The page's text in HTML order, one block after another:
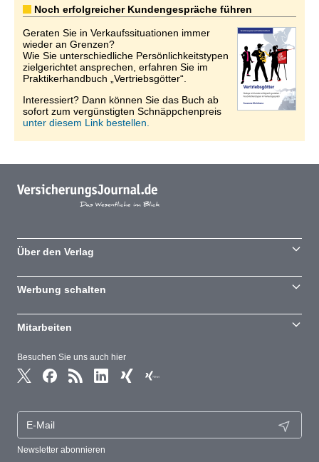
Noch erfolgreicher Kundengespräche führen
Geraten Sie in Verkaufssituationen immer
wieder an Grenzen?
Wie Sie unterschiedliche Persönlichkeitstypen
zielgerichtet ansprechen, erfahren Sie im
Praktikerhandbuch „Vertriebsgötter“.
Interessiert? Dann können Sie das Buch ab
sofort zum vergünstigten Schnäppchenpreis
unter diesem Link bestellen.
Besuchen Sie uns auch hier
Newsletter abonnieren
Über den Verlag
Werbung schalten
Mitarbeiten